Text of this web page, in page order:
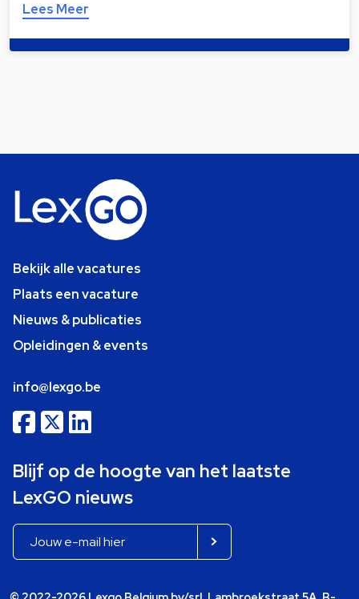
Lees Meer
Bekijk alle vacatures
Plaats een vacature
Nieuws & publicaties
Opleidingen & events
info@lexgo.be
Blijf op de hoogte van het laatste
LexGO nieuws